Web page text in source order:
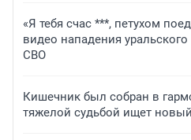
«Я тебя счас ***, петухом
видео нападения
СВО
Кишечник был собран в
тяжелой судьбой ищет